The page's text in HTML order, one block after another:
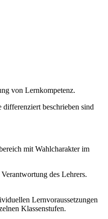
von Lernkompetenz.
beschrieben sind
mit Wahlcharakter im
des Lehrers.
Lernvoraussetzungen
Klassenstufen.